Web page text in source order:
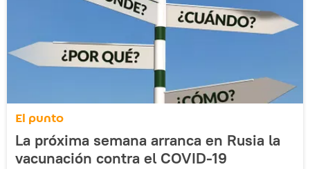
El punto
La próxima semana arranca en Rusia la
vacunación contra el COVID-19